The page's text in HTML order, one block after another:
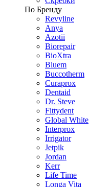
По Бренду
Revyline
Anya
Azotii
Biorepair
BioXtra
Bluem
Buccotherm
Curaprox
Dentaid
Dr. Steve
Fittydent
Global White
Interprox
Irrigator
Jetpik
Jordan
Kerr
Life Time
Longa Vita